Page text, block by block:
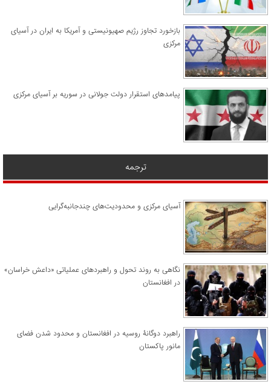
​بازخورد تجاوز رژیم صهیونیستی و آمریکا به ایران در آسیای
مرکزی
پیامدهای استقرار دولت جولانی در سوریه بر آسیای مرکزی
ترجمه
آسیای مرکزی و محدودیت‌های چندجانبه‌گرایی
نگاهی به روند تحول و راهبردهای عملیاتی «داعش خراسان»
در افغانستان
راهبرد دوگانۀ روسیه در افغانستان و محدود شدن فضای
مانور پاکستان